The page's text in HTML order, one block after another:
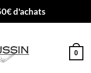
d'achats
0